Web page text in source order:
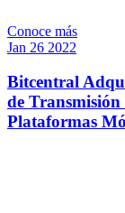
Conoce más
Jan 26 2022
Bitcentral
de
Plataformas